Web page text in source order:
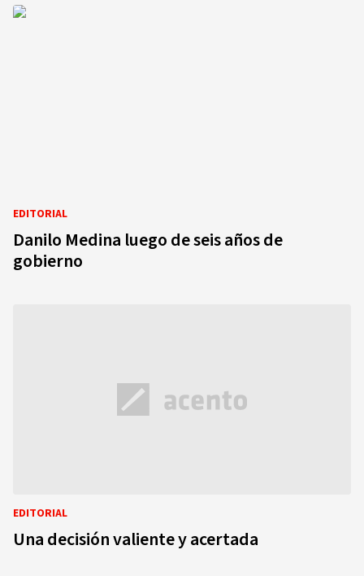
EDITORIAL
Danilo Medina luego de seis años de
gobierno
EDITORIAL
Una decisión valiente y acertada